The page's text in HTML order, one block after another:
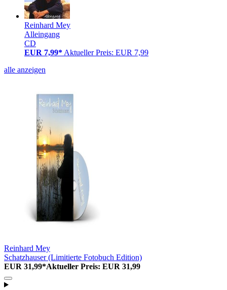
Reinhard Mey
Alleingang
CD
EUR 7,99* Aktueller Preis: EUR 7,99
alle anzeigen
Reinhard Mey
Schatzhauser (Limitierte Fotobuch Edition)
EUR 31,99*Aktueller Preis: EUR 31,99